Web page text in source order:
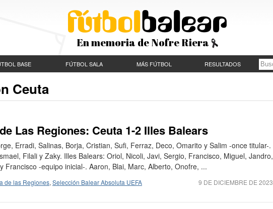
En memoria de Nofre Riera
BASE FÚTBOL SALA MÁS FÚTBOL RESULTADOS
Ceuta
Las Regiones: Ceuta 1-2 Illes Balears
Erradi, Salinas, Borja, Cristian, Sufi, Ferraz, Deco, Omarito y Salim -once titular-.
Filali y Zaky. Illes Balears: Oriol, Nicoli, Javi, Sergio, Francisco, Miguel, Jandro,
Francisco -equipo inicial-. Aaron, Blai, Marc, Alberto, Onofre, ...
9 DE DICIEMBRE DE 2023
de las Regiones, Selección Balear Absoluta UEFA